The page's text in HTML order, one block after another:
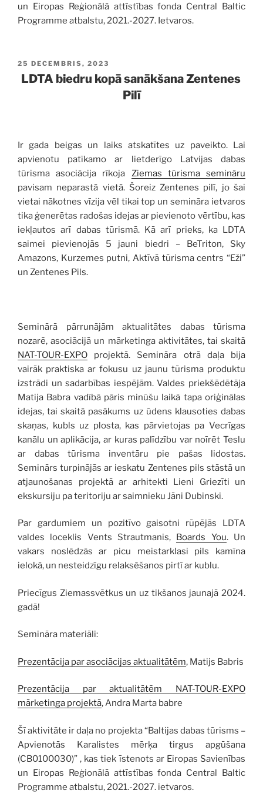
un Eiropas Reģionālā attīstības fonda Central Baltic
Programme atbalstu, 2021.-2027. Ietvaros.
PUBLICĒTS
25 DECEMBRIS, 2023
LDTA biedru kopā sanākšana Zentenes
Pilī
Ir gada beigas un laiks atskatītes uz paveikto. Lai
apvienotu patīkamo ar lietderīgo Latvijas dabas
tūrisma asociācija rīkoja Ziemas tūrisma semināru
pavisam neparastā vietā. Šoreiz Zentenes pilī, jo šai
vietai nākotnes vīzija vēl tikai top un semināra ietvaros
tika ģenerētas radošas idejas ar pievienoto vērtību, kas
iekļautos arī dabas tūrismā. Kā arī prieks, ka LDTA
saimei pievienojās 5 jauni biedri – BeTriton, Sky
Amazons, Kurzemes putni, Aktīvā tūrisma centrs “Eži”
un Zentenes Pils.
Seminārā pārrunājām aktualitātes dabas tūrisma
nozarē, asociācijā un mārketinga aktivitātes, tai skaitā
NAT-TOUR-EXPO projektā. Semināra otrā daļa bija
vairāk praktiska ar fokusu uz jaunu tūrisma produktu
izstrādi un sadarbības iespējām. Valdes priekšēdētāja
Matija Babra vadībā pāris minūšu laikā tapa oriģinālas
idejas, tai skaitā pasākums uz ūdens klausoties dabas
skaņas, kubls uz plosta, kas pārvietojas pa Vecrīgas
kanālu un aplikācija, ar kuras palīdzību var noīrēt Teslu
ar dabas tūrisma inventāru pie pašas lidostas.
Seminārs turpinājās ar ieskatu Zentenes pils stāstā un
atjaunošanas projektā ar arhitekti Lieni Griezīti un
ekskursiju pa teritoriju ar saimnieku Jāni Dubinski.
Par gardumiem un pozitīvo gaisotni rūpējās LDTA
valdes loceklis Vents Strautmanis, Boards You. Un
vakars noslēdzās ar picu meistarklasi pils kamīna
ielokā, un nesteidzīgu relaksēšanos pirtī ar kublu.
Priecīgus Ziemassvētkus un uz tikšanos jaunajā 2024.
gadā!
Semināra materiāli:
Prezentācija par asociācijas aktualitātēm, Matijs Babris
Prezentācija par aktualitātēm NAT-TOUR-EXPO
mārketinga projektā, Andra Marta babre
Šī aktivitāte ir daļa no projekta “Baltijas dabas tūrisms –
Apvienotās Karalistes mērķa tirgus apgūšana
(CB0100030)” , kas tiek īstenots ar Eiropas Savienības
un Eiropas Reģionālā attīstības fonda Central Baltic
Programme atbalstu, 2021.-2027. ietvaros.